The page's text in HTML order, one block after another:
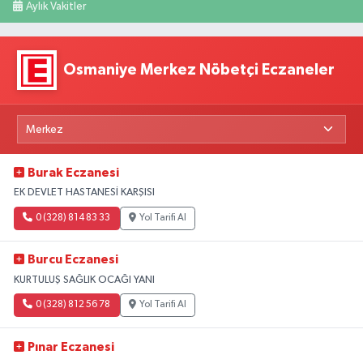
Aylık Vakitler
Osmaniye Merkez Nöbetçi Eczaneler
Burak Eczanesi
EK DEVLET HASTANESİ KARŞISI
0 (328) 814 83 33 Yol Tarifi Al
Burcu Eczanesi
KURTULUŞ SAĞLIK OCAĞI YANI
0 (328) 812 56 78 Yol Tarifi Al
Pınar Eczanesi